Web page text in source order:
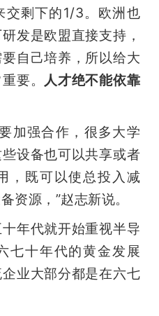
交剩下的1/3。欧洲也
发是欧盟直接支持，
自己培养，所以给大
要。 人才绝不能依靠
加强合作，很多大学
设备也可以共享或者
，既可以使总投入减
资源，”赵志新说。
年代就开始重视半导
七十年代的黄金发展
业大部分都是在六七